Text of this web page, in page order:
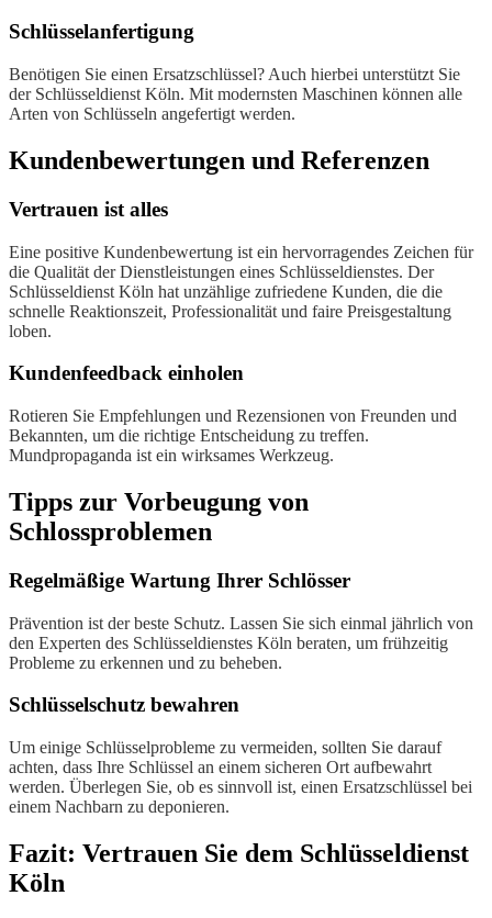
Schlüsselanfertigung
Benötigen Sie einen Ersatzschlüssel? Auch hierbei unterstützt Sie
der Schlüsseldienst Köln. Mit modernsten Maschinen können alle
Arten von Schlüsseln angefertigt werden.
Kundenbewertungen und Referenzen
Vertrauen ist alles
Eine positive Kundenbewertung ist ein hervorragendes Zeichen für
die Qualität der Dienstleistungen eines Schlüsseldienstes. Der
Schlüsseldienst Köln hat unzählige zufriedene Kunden, die die
schnelle Reaktionszeit, Professionalität und faire Preisgestaltung
loben.
Kundenfeedback einholen
Rotieren Sie Empfehlungen und Rezensionen von Freunden und
Bekannten, um die richtige Entscheidung zu treffen.
Mundpropaganda ist ein wirksames Werkzeug.
Tipps zur Vorbeugung von
Schlossproblemen
Regelmäßige Wartung Ihrer Schlösser
Prävention ist der beste Schutz. Lassen Sie sich einmal jährlich von
den Experten des Schlüsseldienstes Köln beraten, um frühzeitig
Probleme zu erkennen und zu beheben.
Schlüsselschutz bewahren
Um einige Schlüsselprobleme zu vermeiden, sollten Sie darauf
achten, dass Ihre Schlüssel an einem sicheren Ort aufbewahrt
werden. Überlegen Sie, ob es sinnvoll ist, einen Ersatzschlüssel bei
einem Nachbarn zu deponieren.
Fazit: Vertrauen Sie dem Schlüsseldienst
Köln